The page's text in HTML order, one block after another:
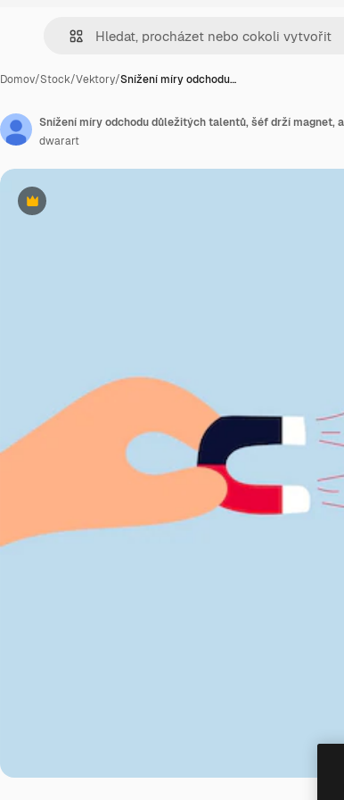
Domov/Stock/Vektory/Snížení míry odchodu…
Premium
dwarart